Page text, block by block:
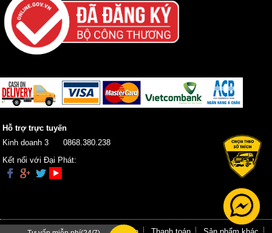
Hỗ trợ trực tuyến
Kinh doanh 3
0868.380.238
Kết nối với Đại Phát: